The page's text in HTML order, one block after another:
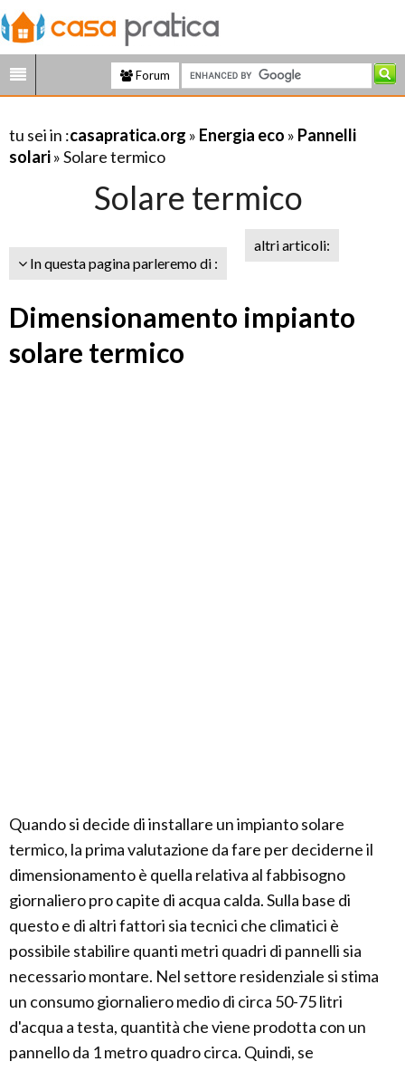
Forum
tu sei in :casapratica.org » Energia eco » Pannelli
solari» Solare termico
Solare termico
In questa pagina parleremo di :
altri articoli:
Dimensionamento impianto
solare termico
Quando si decide di installare un impianto solare
termico, la prima valutazione da fare per deciderne il
dimensionamento è quella relativa al fabbisogno
giornaliero pro capite di acqua calda. Sulla base di
questo e di altri fattori sia tecnici che climatici è
possibile stabilire quanti metri quadri di pannelli sia
necessario montare. Nel settore residenziale si stima
un consumo giornaliero medio di circa 50-75 litri
d'acqua a testa, quantità che viene prodotta con un
pannello da 1 metro quadro circa. Quindi, se